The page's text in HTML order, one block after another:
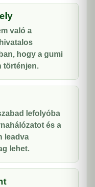
való a
hogy a gumi
történjen.
lefolyóba
és a
leadva
lehet.